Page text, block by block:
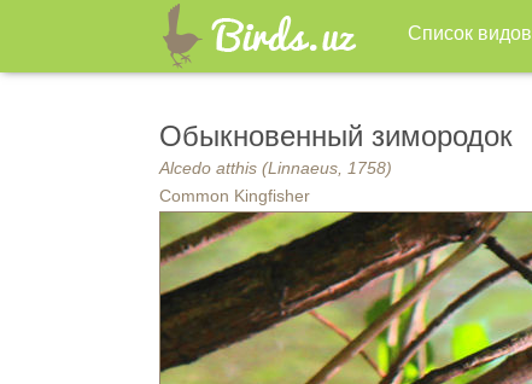
Список видов
Обыкновенный зимородок
Alcedo atthis (Linnaeus, 1758)
Common Kingfisher